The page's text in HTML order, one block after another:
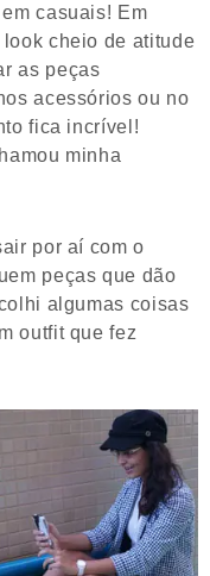
casuais! Em
cheio de atitude
as peças
acessórios ou no
fica incrível!
minha
por aí com o
peças que dão
algumas coisas
outfit que fez